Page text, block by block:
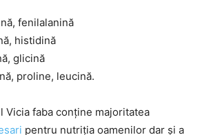
fenilalanină
histidină
glicină
proline, leucină.
Vicia faba conține majoritatea
pentru nutriția oamenilor dar și a